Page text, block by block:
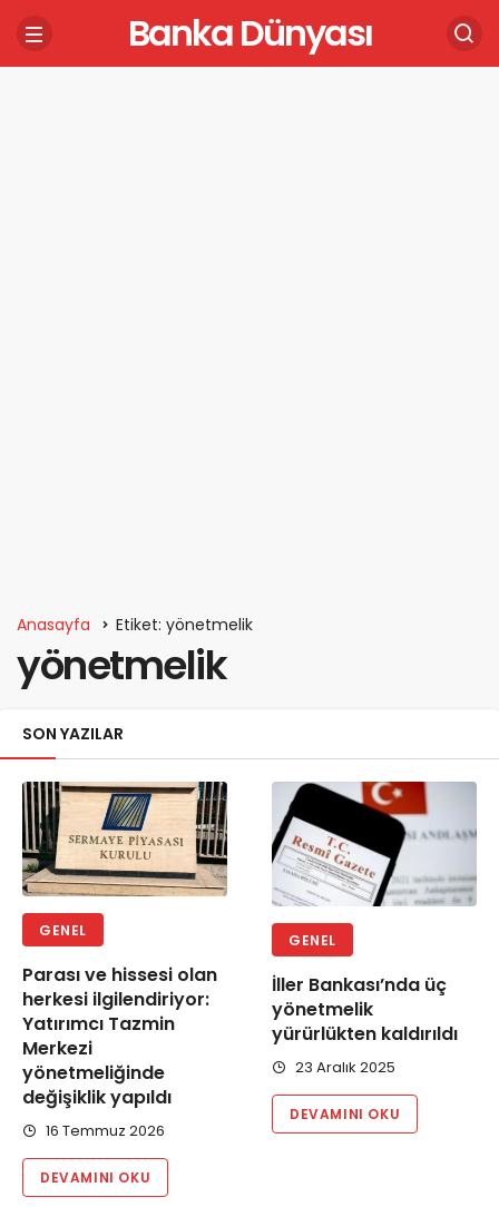
Banka Dünyası
Anasayfa Etiket: yönetmelik
yönetmelik
SON YAZILAR
GENEL
Parası ve hissesi olan
herkesi ilgilendiriyor:
Yatırımcı Tazmin
Merkezi
yönetmeliğinde
değişiklik yapıldı
16 Temmuz 2026
DEVAMINI OKU
GENEL
İller Bankası’nda üç
yönetmelik
yürürlükten kaldırıldı
23 Aralık 2025
DEVAMINI OKU